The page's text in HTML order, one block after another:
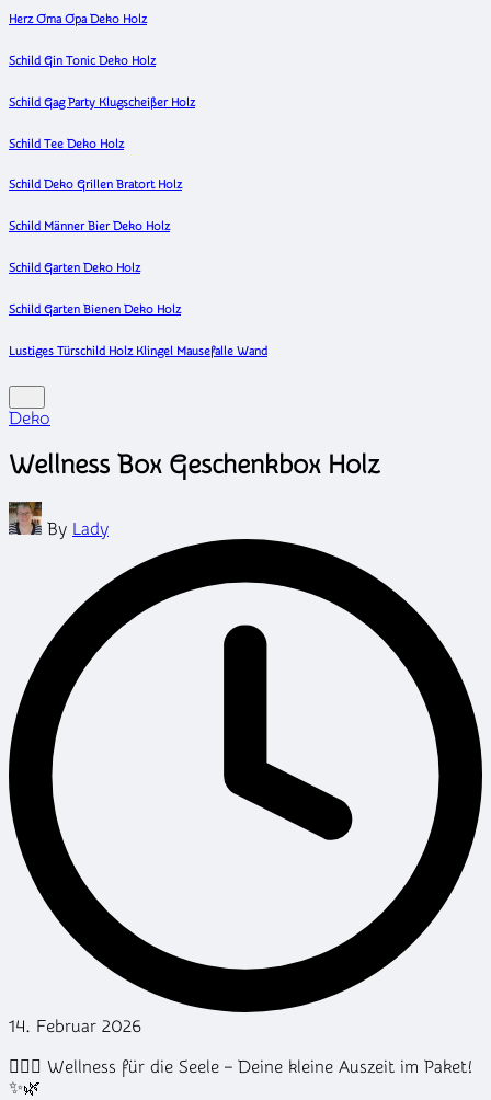
Herz Oma Opa Deko Holz
Schild Gin Tonic Deko Holz
Schild Gag Party Klugscheißer Holz
Schild Tee Deko Holz
Schild Deko Grillen Bratort Holz
Schild Männer Bier Deko Holz
Schild Garten Deko Holz
Schild Garten Bienen Deko Holz
Lustiges Türschild Holz Klingel Mausefalle Wand
Posted
Deko
Wellness Box Geschenkbox Holz
Posted
by
By Lady
14. Februar 2026
🧖‍♀️✨ Wellness für die Seele – Deine kleine Auszeit im Paket!
✨🌿